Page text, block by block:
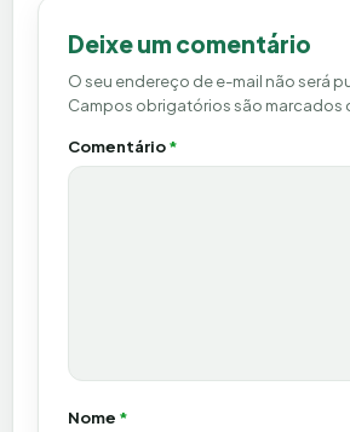
Deixe um comentário
O seu endereço de e-mail não será
Campos obrigatórios são marcados
Comentário*
Nome *